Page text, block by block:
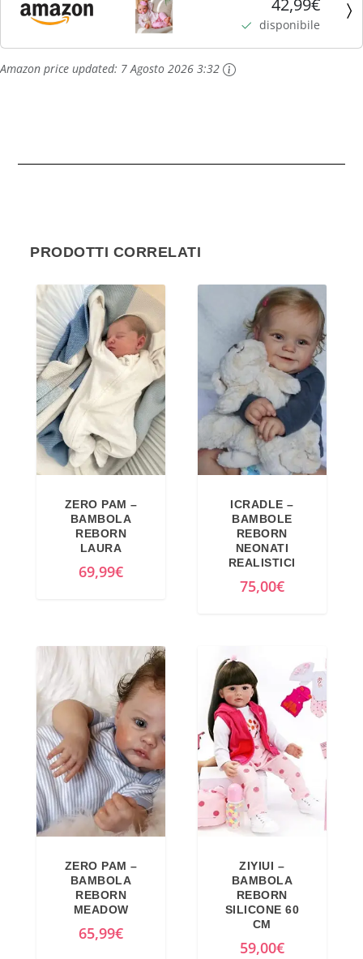
Tessuto Morbido e Occhi Aperti con Set Regalo per
disponibile
Amazon price updated: 7 Agosto 2026 3:32
PRODOTTI CORRELATI
ZERO PAM –
BAMBOLA
REBORN
LAURA
69,99€
ICRADLE –
BAMBOLE
REBORN
NEONATI
REALISTICI
75,00€
ZERO PAM –
BAMBOLA
REBORN
MEADOW
65,99€
ZIYIUI –
BAMBOLA
REBORN
SILICONE 60
CM
59,00€